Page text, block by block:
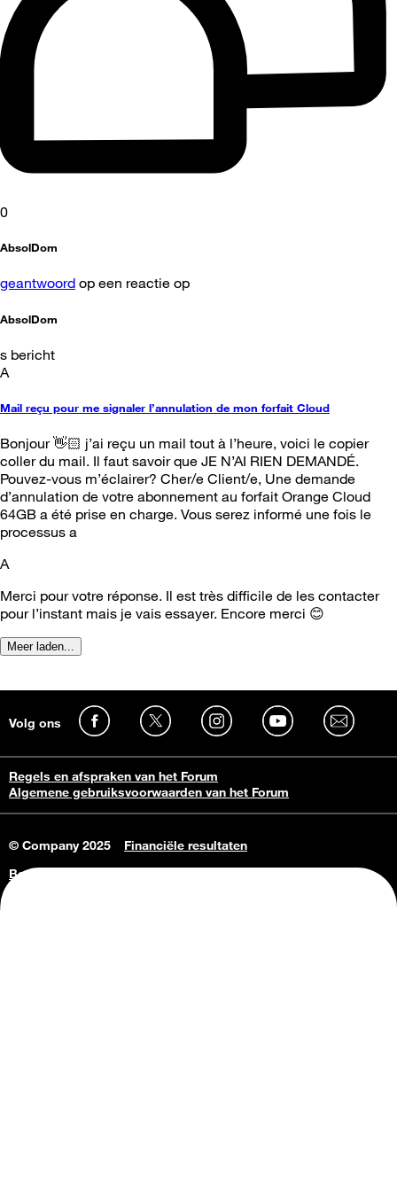
0
AbsolDom
geantwoord op een reactie op
AbsolDom
s bericht
A
Mail reçu pour me signaler l’annulation de mon forfait Cloud
Bonjour 👋🏻 j’ai reçu un mail tout à l’heure, voici le copier
coller du mail. Il faut savoir que JE N’AI RIEN DEMANDÉ.
Pouvez-vous m’éclairer? Cher/e Client/e, Une demande
d’annulation de votre abonnement au forfait Orange Cloud
64GB a été prise en charge. Vous serez informé une fois le
processus a
A
Merci pour votre réponse. Il est très difficile de les contacter
pour l’instant mais je vais essayer. Encore merci 😊
Meer laden...
Volg ons
Regels en afspraken van het Forum
Algemene gebruiksvoorwaarden van het Forum
© Company 2025
Financiële resultaten
Bedrijfsgegevens